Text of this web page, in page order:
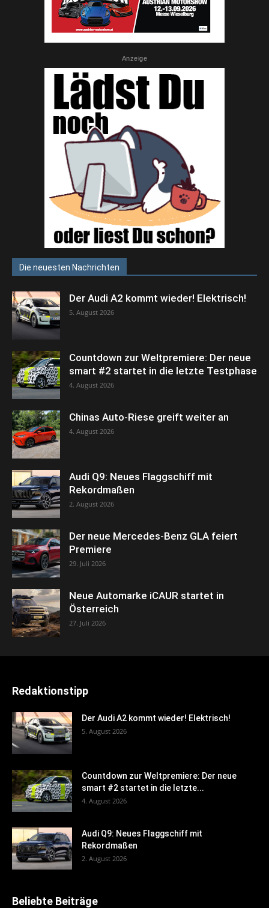
Anzeige
Die neuesten Nachrichten
Der Audi A2 kommt wieder! Elektrisch!
5. August 2026
Countdown zur Weltpremiere: Der neue
smart #2 startet in die letzte Testphase
4. August 2026
Chinas Auto-Riese greift weiter an
4. August 2026
Audi Q9: Neues Flaggschiff mit
Rekordmaßen
2. August 2026
Der neue Mercedes-Benz GLA feiert
Premiere
29. Juli 2026
Neue Automarke iCAUR startet in
Österreich
27. Juli 2026
Redaktionstipp
Der Audi A2 kommt wieder! Elektrisch!
5. August 2026
Countdown zur Weltpremiere: Der neue
smart #2 startet in die letzte...
4. August 2026
Audi Q9: Neues Flaggschiff mit
Rekordmaßen
2. August 2026
Beliebte Beiträge